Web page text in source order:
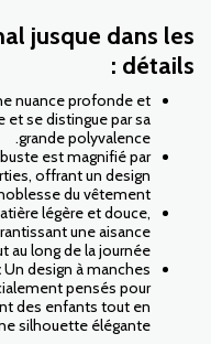
jusque dans les
détails :
nuance profonde et
et se distingue par sa
grande polyvalence.
est magnifié par
offrant un design
du vêtement.
légère et douce,
une aisance
au long de la journée.
Un design à manches
pensés pour
des enfants tout en
silhouette élégante.